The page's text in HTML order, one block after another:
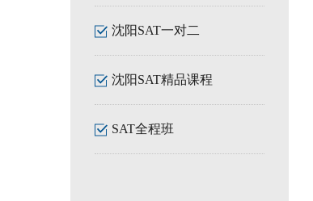
沈阳SAT一对二
沈阳SAT精品课程
SAT全程班